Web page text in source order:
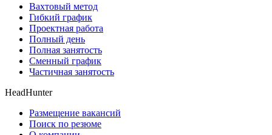
Вахтовый метод
Гибкий график
Проектная работа
Полный день
Полная занятость
Сменный график
Частичная занятость
HeadHunter
Размещение вакансий
Поиск по резюме